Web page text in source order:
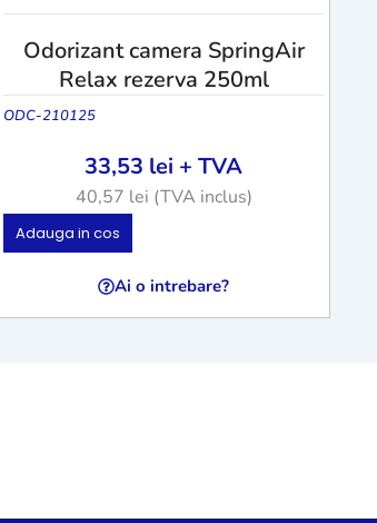
Odorizant camera SpringAir
Relax rezerva 250ml
ODC-210125
33,53 lei + TVA
40,57 lei (TVA inclus)
Adauga in cos
Ai o intrebare?